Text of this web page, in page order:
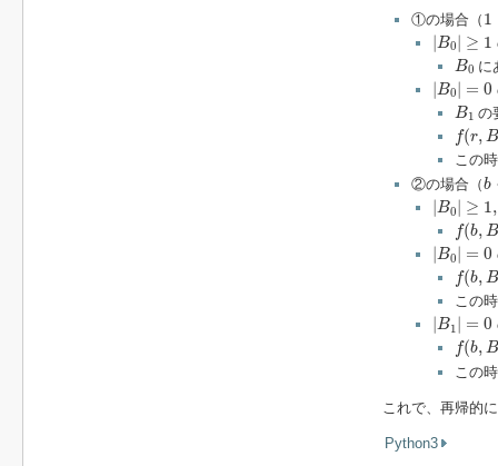
①の場合（ 1
1
|B0 | ≥ 1
| B0 | ≥1
B0
B0 に
|B0 | = 0
| B0 |
B1
B1 の
f(r, B
(r, 1,
この
②の場合（b
b
|B0 | ≥ 1,
| B0 | ≥1 ,|B
f(b, B
f(b, 0
B0 = 0
| B0| = 0
f(b, B
f(b, 1
この
B1 = 0
| B1 |
f(b, B
f(b, 0
この
これで、再帰的
Python3